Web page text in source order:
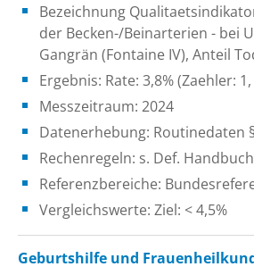
Bezeichnung
der Becken-/Beinarterien - bei
Gangrän (Fontaine IV), Anteil
Ergebnis: Rate: 3,8% (Zaehler:
Messzeitraum: 2024
Datenerhebung: Routinedaten
Rechenregeln: s. Def. Handbuch
Referenzbereiche:
Vergleichswerte: Ziel: < 4,5%
Geburtshilfe und